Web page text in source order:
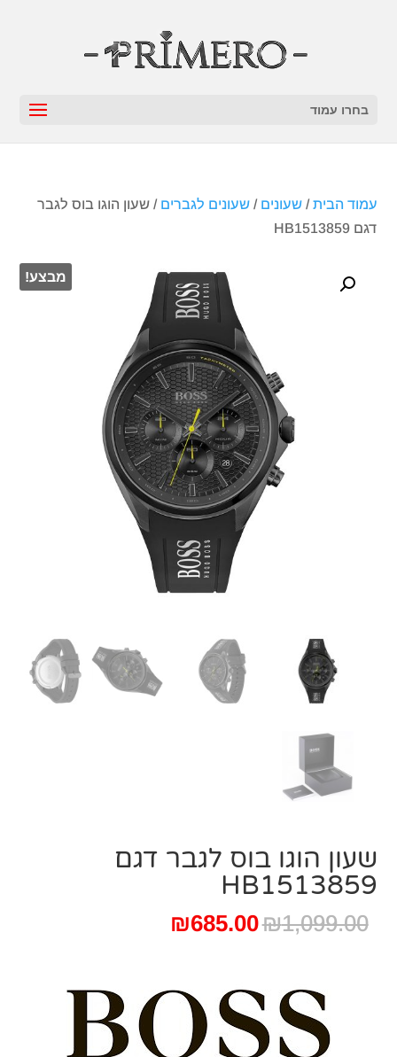
בחרו עמוד
עמוד הבית/שעונים /שעונים לגברים / שעון הוגו בוס לגבר
דגם HB1513859
מבצע!
שעון הוגו בוס לגבר דגם
HB1513859
₪1,099.00
המחיר
₪1,099.00.
₪685.00
₪685.00.